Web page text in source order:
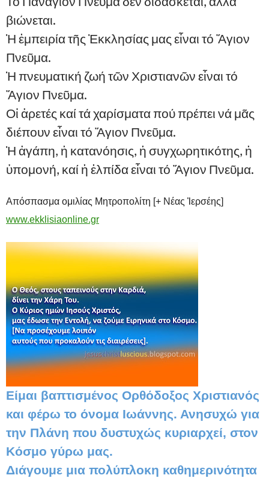
βιώνεται.
Ἡ ἐμπειρία τῆς Ἐκκλησίας μας εἶναι τό Ἅγιον
Πνεῦμα.
Ἡ πνευματική ζωή τῶν Χριστιανῶν εἶναι τό
Ἅγιον Πνεῦμα.
Οἰ ἀρετές καί τά χαρίσματα πού πρέπει νά μᾶς
διέπουν εἶναι τό Ἅγιον Πνεῦμα.
Ἡ ἀγάπη, ἡ κατανόησις, ἡ συγχωρητικότης, ἡ
ὑπομονή, καί ἡ ἐλπίδα εἶναι τό Ἅγιον Πνεῦμα.
Απόσπασμα ομιλίας Μητροπολίτη [+ Νέας Ἰερσέης]
www.ekklisiaonline.gr
Είμαι βαπτισμένος Ορθόδοξος Χριστιανός
και φέρω το όνομα Ιωάννης. Ανησυχώ για
την Πλάνη που δυστυχώς κυριαρχεί, στον
Κόσμο γύρω μας.
Διάγουμε μια πολύπλοκη καθημερινότητα